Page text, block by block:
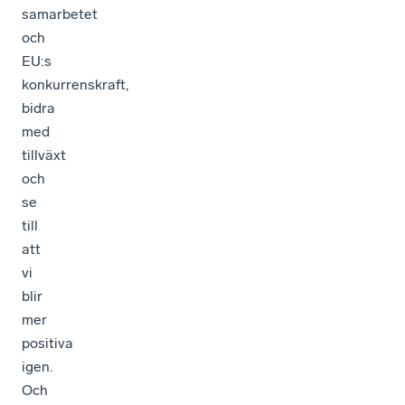
samarbetet
och
EU:s
konkurrenskraft,
bidra
med
tillväxt
och
se
till
att
vi
blir
mer
positiva
igen.
Och